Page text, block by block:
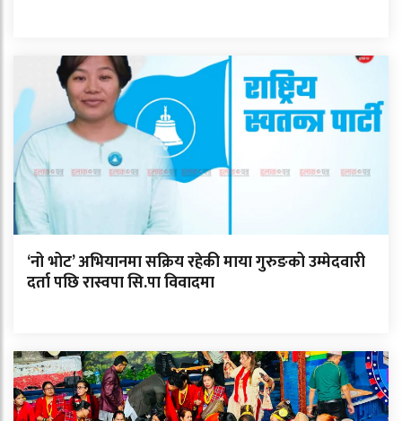
‘नो भोट’ अभियानमा सक्रिय रहेकी माया गुरुङको उम्मेदवारी
दर्ता पछि रास्वपा सि.पा विवादमा